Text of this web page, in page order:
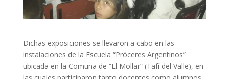
Dichas exposiciones se llevaron a cabo en las
instalaciones de la Escuela “Próceres Argentinos”
ubicada en la Comuna de “El Mollar” (Tafí del Valle), en